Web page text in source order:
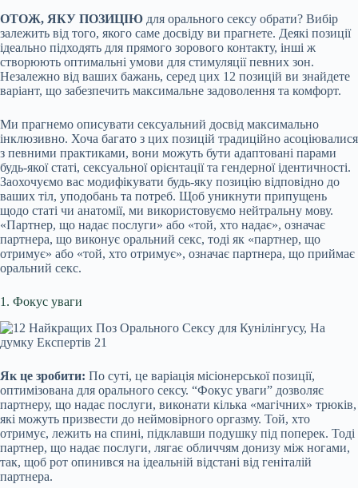
ОТОЖ, ЯКУ ПОЗИЦІЮ для орального сексу обрати? Вибір
залежить від того, якого саме досвіду ви прагнете. Деякі позиції
ідеально підходять для прямого зорового контакту, інші ж
створюють оптимальні умови для стимуляції певних зон.
Незалежно від ваших бажань, серед цих 12 позицій ви знайдете
варіант, що забезпечить максимальне задоволення та комфорт.
Ми прагнемо описувати сексуальний досвід максимально
інклюзивно. Хоча багато з цих позицій традиційно асоціювалися
з певними практиками, вони можуть бути адаптовані парами
будь-якої статі, сексуальної орієнтації та гендерної ідентичності.
Заохочуємо вас модифікувати будь-яку позицію відповідно до
ваших тіл, уподобань та потреб. Щоб уникнути припущень
щодо статі чи анатомії, ми використовуємо нейтральну мову.
«Партнер, що надає послуги» або «той, хто надає», означає
партнера, що виконує оральний секс, тоді як «партнер, що
отримує» або «той, хто отримує», означає партнера, що приймає
оральний секс.
1. Фокус уваги
Як це зробити: По суті, це варіація місіонерської позиції,
оптимізована для орального сексу. “Фокус уваги” дозволяє
партнеру, що надає послуги, виконати кілька «магічних» трюків,
які можуть призвести до неймовірного оргазму. Той, хто
отримує, лежить на спині, підклавши подушку під поперек. Тоді
партнер, що надає послуги, лягає обличчям донизу між ногами,
так, щоб рот опинився на ідеальній відстані від геніталій
партнера.